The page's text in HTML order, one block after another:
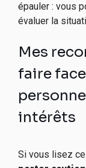
épauler : vous
évaluer la
Mes
faire
intérêts
Si vous lisez